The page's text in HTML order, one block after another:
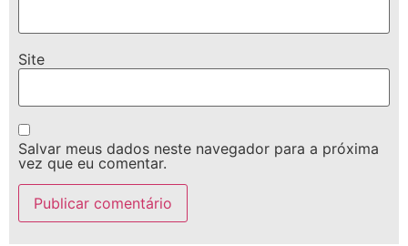
Site
Salvar meus dados neste navegador para a próxima
vez que eu comentar.